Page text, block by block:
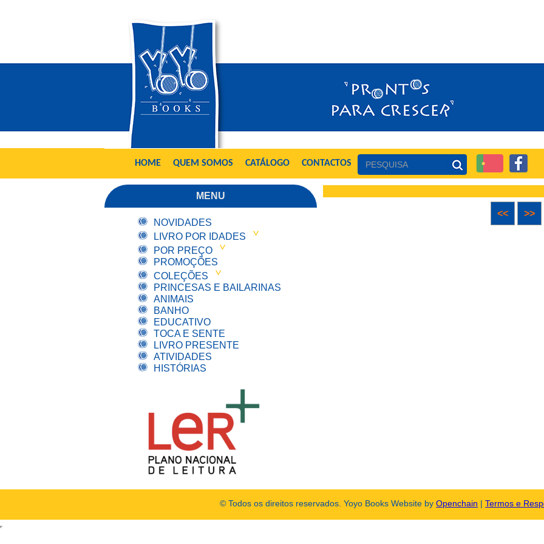
HOME QUEM SOMOS CATÁLOGO CONTACTOS
MENU
NOVIDADES
LIVRO POR IDADES
POR PREÇO
PROMOÇÕES
COLEÇÕES
PRINCESAS E BAILARINAS
ANIMAIS
BANHO
EDUCATIVO
TOCA E SENTE
LIVRO PRESENTE
ATIVIDADES
HISTÓRIAS
<< >>
© Todos os direitos reservados. Yoyo Books Website by Openchain | Termos e